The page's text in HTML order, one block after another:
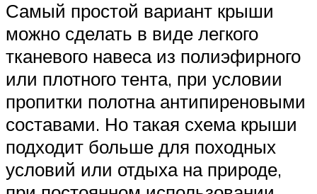
Самый простой вариант крыши
можно сделать в виде легкого
тканевого навеса из полиэфирного
или плотного тента, при условии
пропитки полотна антипиреновыми
составами. Но такая схема крыши
подходит больше для походных
условий или отдыха на природе,